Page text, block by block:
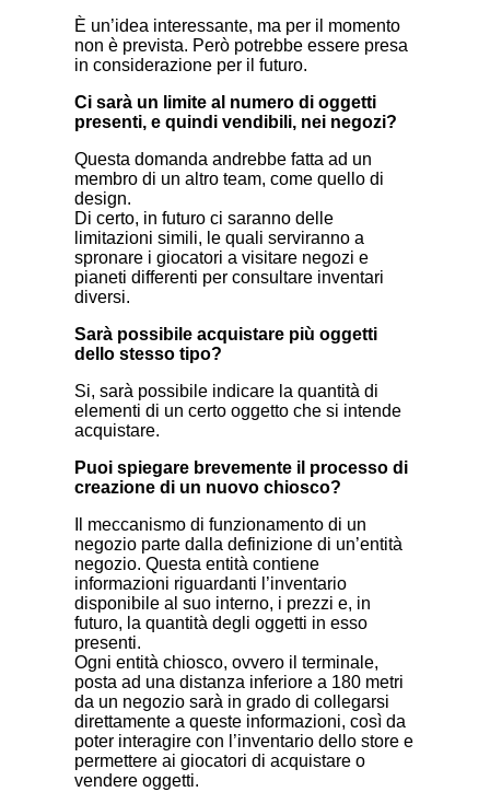
È un’idea interessante, ma per il momento
non è prevista. Però potrebbe essere presa
in considerazione per il futuro.
Ci sarà un limite al numero di oggetti
presenti, e quindi vendibili, nei negozi?
Questa domanda andrebbe fatta ad un
membro di un altro team, come quello di
design.
Di certo, in futuro ci saranno delle
limitazioni simili, le quali serviranno a
spronare i giocatori a visitare negozi e
pianeti differenti per consultare inventari
diversi.
Sarà possibile acquistare più oggetti
dello stesso tipo?
Si, sarà possibile indicare la quantità di
elementi di un certo oggetto che si intende
acquistare.
Puoi spiegare brevemente il processo di
creazione di un nuovo chiosco?
Il meccanismo di funzionamento di un
negozio parte dalla definizione di un’entità
negozio. Questa entità contiene
informazioni riguardanti l’inventario
disponibile al suo interno, i prezzi e, in
futuro, la quantità degli oggetti in esso
presenti.
Ogni entità chiosco, ovvero il terminale,
posta ad una distanza inferiore a 180 metri
da un negozio sarà in grado di collegarsi
direttamente a queste informazioni, così da
poter interagire con l’inventario dello store e
permettere ai giocatori di acquistare o
vendere oggetti.